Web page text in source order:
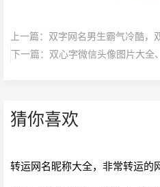
上一篇： 双字网名男生霸气冷酷，
下一篇： 双心字微信头像图片大全
猜你喜欢
转运网名昵称大全，非常转运的